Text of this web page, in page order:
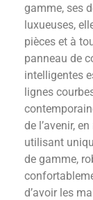
gamme, ses
luxueuses,
pièces et à
panneau de
intelligentes
lignes
de l’avenir,
utilisant
de gamme,
d’avoir les